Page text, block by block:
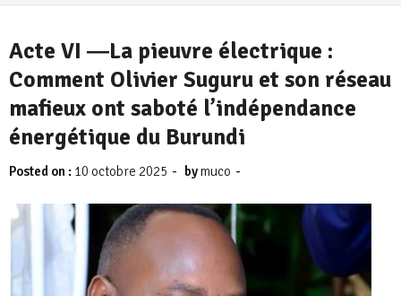
Acte VI ―La pieuvre électrique :
Comment Olivier Suguru et son réseau
mafieux ont saboté l’indépendance
énergétique du Burundi
Posted on : 10 octobre 2025 - bymuco -